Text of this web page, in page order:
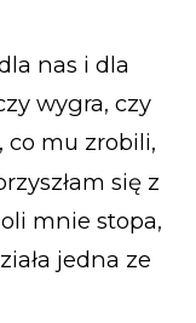
nas i dla
wygra, czy
co mu zrobili,
się z
mnie stopa,
jedna ze